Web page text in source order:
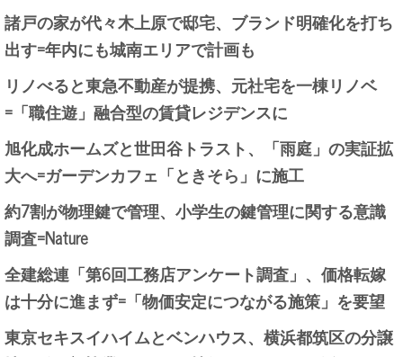
諸戸の家が代々木上原で邸宅、ブランド明確化を打ち
出す=年内にも城南エリアで計画も
リノべると東急不動産が提携、元社宅を一棟リノベ
=「職住遊」融合型の賃貸レジデンスに
旭化成ホームズと世田谷トラスト、「雨庭」の実証拡
大へ=ガーデンカフェ「ときそら」に施工
約7割が物理鍵で管理、小学生の鍵管理に関する意識
調査=Nature
全建総連「第6回工務店アンケート調査」、価格転嫁
は十分に進まず=「物価安定につながる施策」を要望
東京セキスイハイムとベンハウス、横浜都筑区の分譲